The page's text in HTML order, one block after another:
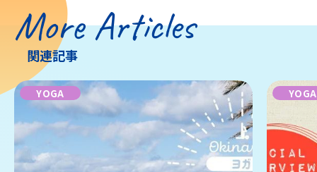
More Articles
関連記事
YOGA YOGA